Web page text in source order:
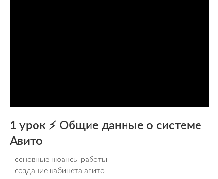
1 урок ⚡️ Общие данные о системе
Авито
- основные нюансы работы
- создание кабинета авито